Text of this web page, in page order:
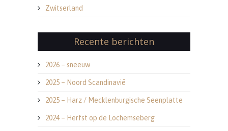
Zwitserland
Recente berichten
2026 – sneeuw
2025 – Noord Scandinavië
2025 – Harz / Mecklenburgische Seenplatte
2024 – Herfst op de Lochemseberg